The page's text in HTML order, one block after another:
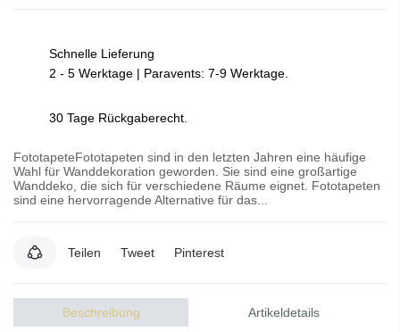
Schnelle Lieferung
2 - 5 Werktage | Paravents: 7-9 Werktage.
30 Tage Rückgaberecht.
FototapeteFototapeten sind in den letzten Jahren eine häufige
Wahl für Wanddekoration geworden. Sie sind eine großartige
Wanddeko, die sich für verschiedene Räume eignet. Fototapeten
sind eine hervorragende Alternative für das...
Teilen Tweet Pinterest
Beschreibung
Artikeldetails